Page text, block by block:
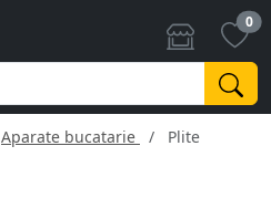
0
Aparate bucatarie Plite